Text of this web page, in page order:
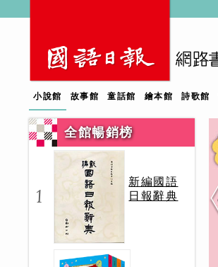
小說館 故事館 童話館 繪本館 詩歌館
全館暢銷榜
1
新編國語
日報辭典